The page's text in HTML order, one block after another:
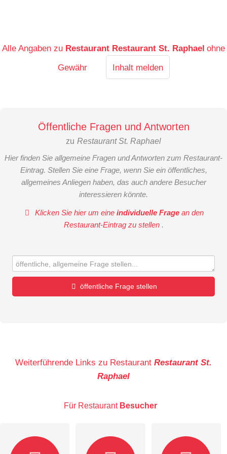
Alle Angaben zu Restaurant Restaurant St. Raphael ohne
Gewähr
Inhalt melden
Öffentliche Fragen und Antworten
zu Restaurant St. Raphael
Hier finden Sie allgemeine Fragen und Antworten zum Restaurant-
Eintrag. Stellen Sie eine Frage, wenn Sie ein öffentliches,
allgemeines Anliegen haben, das auch andere Besucher
interessieren könnte.
Klicken Sie hier um eineindividuelle Frage an den
Restaurant-Eintrag zu stellen .
öffentliche Frage stellen
Weiterführende Links zu Restaurant Restaurant St.
Raphael
Für Restaurant Besucher